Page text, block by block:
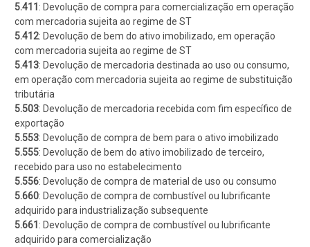
5.411: Devolução de compra para comercialização em operação
com mercadoria sujeita ao regime de ST
5.412: Devolução de bem do ativo imobilizado, em operação
com mercadoria sujeita ao regime de ST
5.413: Devolução de mercadoria destinada ao uso ou consumo,
em operação com mercadoria sujeita ao regime de substituição
tributária
5.503: Devolução de mercadoria recebida com fim específico de
exportação
5.553: Devolução de compra de bem para o ativo imobilizado
5.555: Devolução de bem do ativo imobilizado de terceiro,
recebido para uso no estabelecimento
5.556: Devolução de compra de material de uso ou consumo
5.660: Devolução de compra de combustível ou lubrificante
adquirido para industrialização subsequente
5.661: Devolução de compra de combustível ou lubrificante
adquirido para comercialização